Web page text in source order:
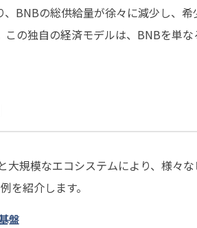
、BNBの総供給量が徐々に減少し、
の独自の経済モデルは、BNBを単
大規模なエコシステムにより、様々
を紹介します。
盤